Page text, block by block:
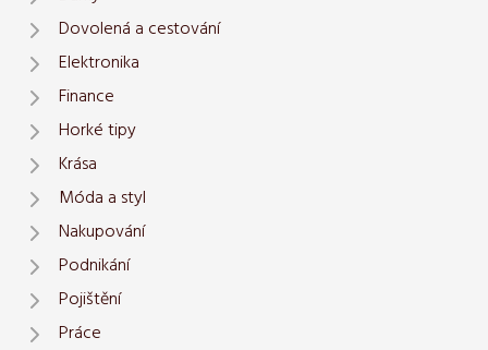
Dovolená a cestování
Elektronika
Finance
Horké tipy
Krása
Móda a styl
Nakupování
Podnikání
Pojištění
Práce